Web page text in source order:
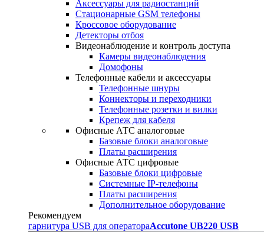
Аксессуары для радиостанций
Стационарные GSM телефоны
Кроссовое оборудование
Детекторы отбоя
Видеонаблюдение и контроль доступа
Камеры видеонаблюдения
Домофоны
Телефонные кабели и аксессуары
Телефонные шнуры
Коннекторы и переходники
Телефонные розетки и вилки
Крепеж для кабеля
Офисные АТС аналоговые
Базовые блоки аналоговые
Платы расширения
Офисные АТС цифровые
Базовые блоки цифровые
Системные IP-телефоны
Платы расширения
Дополнительное оборудование
Рекомендуем
гарнитура USB для оператораAccutone UB220 USB